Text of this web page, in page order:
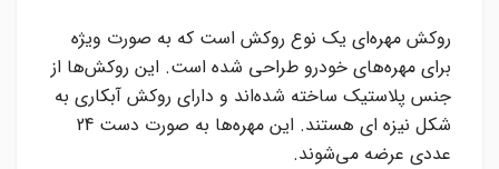
روکش مهره‌ای یک نوع روکش است که به صورت ویژه
برای مهره‌های خودرو طراحی شده است. این روکش‌ها از
جنس پلاستیک ساخته شده‌اند و دارای روکش آبکاری به
شکل نیزه ای هستند. این مهره‌ها به صورت دست 24
عددی عرضه می‌شوند.